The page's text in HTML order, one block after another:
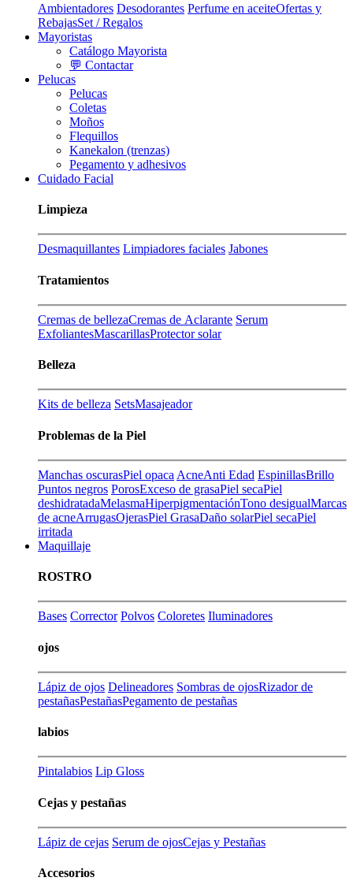
Ambientadores Desodorantes Perfume en aceiteOfertas y
RebajasSet / Regalos
Mayoristas
Catálogo Mayorista
💬 Contactar
Pelucas
Pelucas
Coletas
Moños
Flequillos
Kanekalon (trenzas)
Pegamento y adhesivos
Cuidado Facial
Limpieza
Desmaquillantes Limpiadores faciales Jabones
Tratamientos
Cremas de bellezaCremas de Aclarante Serum
ExfoliantesMascarillasProtector solar
Belleza
Kits de belleza SetsMasajeador
Problemas de la Piel
Manchas oscurasPiel opaca AcneAnti Edad EspinillasBrillo
Puntos negros PorosExceso de grasaPiel secaPiel
deshidratadaMelasmaHiperpigmentaciónTono desigualMarcas
de acneArrugasOjerasPiel GrasaDaño solarPiel secaPiel
irritada
Maquillaje
ROSTRO
Bases Corrector Polvos Coloretes Iluminadores
ojos
Lápiz de ojos Delineadores Sombras de ojosRizador de
pestañasPestañasPegamento de pestañas
labios
Pintalabios Lip Gloss
Cejas y pestañas
Lápiz de cejas Serum de ojosCejas y Pestañas
Accesorios